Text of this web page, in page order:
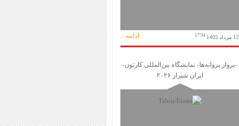
12 مرداد 1405 17:54 ادامه...
-پرواز پروانه‌ها- نمایشگاه بین‌المللی کارتون-
ایران شیراز ۲۰۲۶